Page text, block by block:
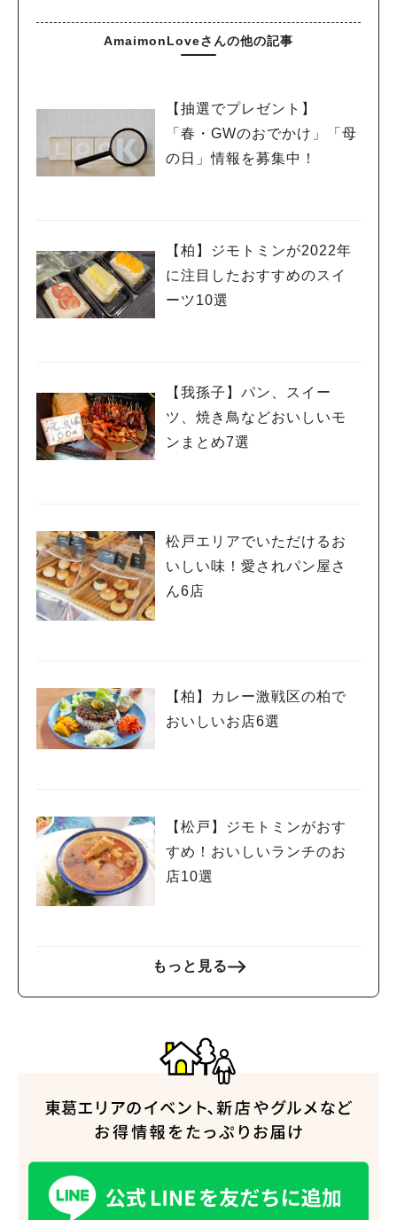
AmaimonLoveさんの他の記事
【抽選でプレゼント】
「春・GWのおでかけ」「母
の日」情報を募集中！
【柏】ジモトミンが2022年
に注目したおすすめのスイ
ーツ10選
【我孫子】パン、スイー
ツ、焼き鳥などおいしいモ
ンまとめ7選
松戸エリアでいただけるお
いしい味！愛されパン屋さ
ん6店
【柏】カレー激戦区の柏で
おいしいお店6選
【松戸】ジモトミンがおす
すめ！おいしいランチのお
店10選
もっと見る